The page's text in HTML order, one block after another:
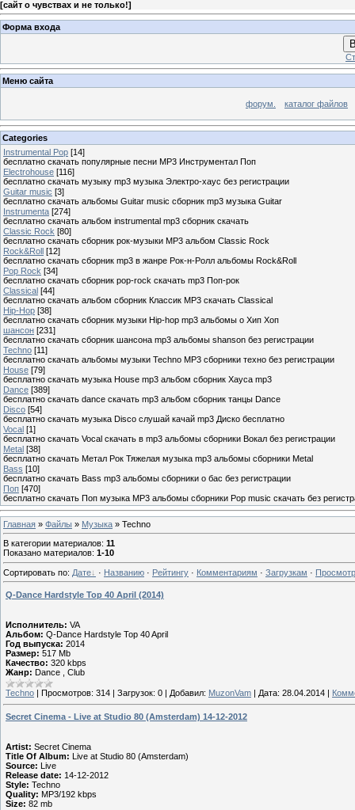
[сайт о чувствах и не только!]
Форма входа
Меню сайта
форум. каталог файлов
Categories
Instrumental Pop [14]
бесплатно скачать популярные песни MP3 Инструментал Поп
Electrohouse [116]
бесплатно скачать музыку mp3 музыка Электро-хаус без регистрации
Guitar music [3]
бесплатно скачать альбомы Guitar music сборник mp3 музыка Guitar
Instrumenta [274]
бесплатно скачать альбом instrumental mp3 сборник скачать
Classic Rock [80]
бесплатно скачать сборник рок-музыки MP3 альбом Classic Rock
Rock&Roll [12]
бесплатно скачать сборник mp3 в жанре Рок-н-Ролл альбомы Rock&Roll
Pop Rock [34]
бесплатно скачать сборник pop-rock скачать mp3 Поп-рок
Classical [44]
бесплатно скачать альбом сборник Классик MP3 скачать Classical
Hip-Hop [38]
бесплатно скачать сборник музыки Hip-hop mp3 альбомы о Хип Хоп
шансон [231]
бесплатно скачать сборник шансона mp3 альбомы shanson без регистрации
Techno [11]
бесплатно скачать альбомы музыки Techno MP3 сборники техно без регистрации
House [79]
бесплатно скачать музыка House mp3 альбом сборник Хауса mp3
Dance [389]
бесплатно скачать dance скачать mp3 альбом сборник танцы Dance
Disco [54]
бесплатно скачать музыка Disco слушай качай mp3 Диско бесплатно
Vocal [1]
бесплатно скачать Vocal скачать в mp3 альбомы сборники Вокал без регистрации
Metal [38]
бесплатно скачать Метал Рок Тяжелая музыка mp3 альбомы сборники Metal
Bass [10]
бесплатно скачать Bass mp3 альбомы сборники о бас без регистрации
Поп [470]
бесплатно скачать Поп музыка MP3 альбомы сборники Pop music скачать без
Главная » Файлы » Музыка » Techno
В категории материалов: 11
Показано материалов: 1-10
Сортировать по: Дате · Названию · Рейтингу · Комментариям · Загрузкам ·
Q-Dance Hardstyle Top 40 April (2014)
Исполнитель: VA
Альбом: Q-Dance Hardstyle Top 40 April
Год выпуска: 2014
Размер: 517 Mb
Качество: 320 kbps
Жанр: Dance , Club
Techno | Просмотров: 314 | Загрузок: 0 | Добавил: MuzonVam | Дата: 28.04.2014 |
Secret Cinema - Live at Studio 80 (Amsterdam) 14-12-2012
Artist: Secret Cinema
Title Of Album: Live at Studio 80 (Amsterdam)
Source: Live
Release date: 14-12-2012
Style: Techno
Quality: MP3/192 kbps
Size: 82 mb